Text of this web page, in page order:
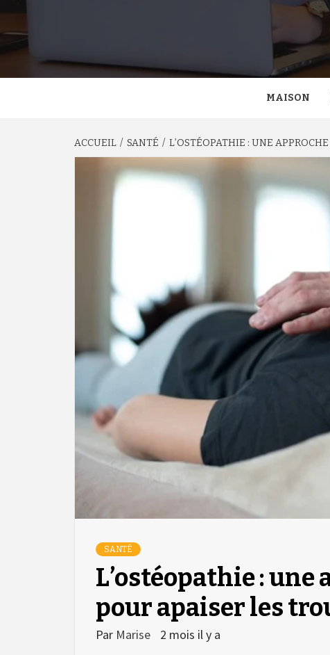
MAISON
ACCUEIL SANTÉ L’OSTÉOPATHIE : UNE
SANTÉ
L’ostéopathie :
pour apaiser les
Par Marise 2 mois il y a